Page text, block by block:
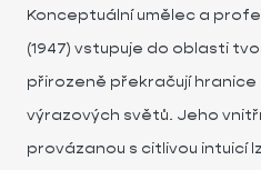
Konceptuální umělec a
(1947) vstupuje do oblasti
přirozeně překračují
výrazových světů. Jeho
provázanou s citlivou intuicí